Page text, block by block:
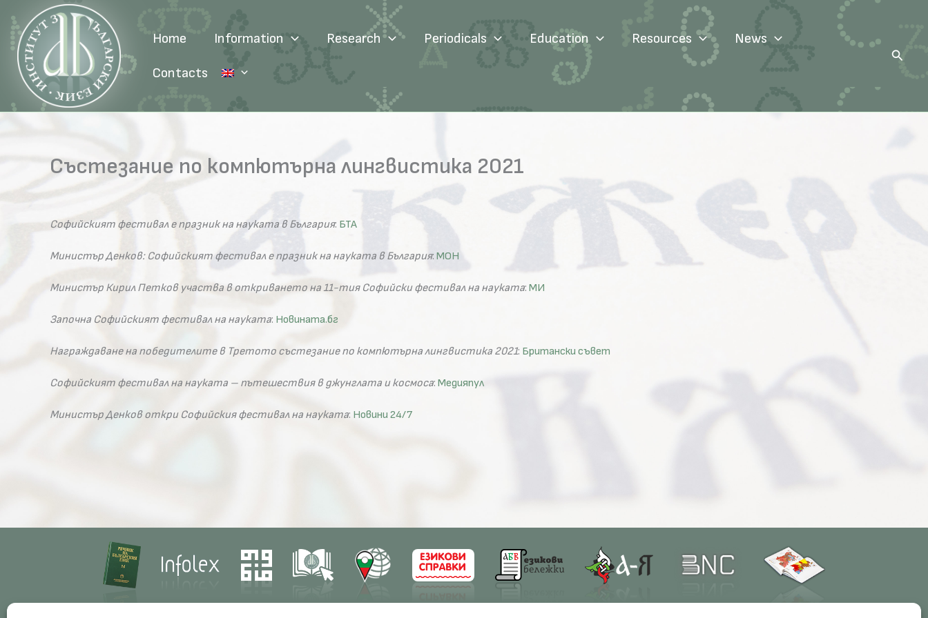
content
Home Information Research Periodicals Education Resources News
Contacts
Search
Състезание по компютърна лингвистика 2021
Софийският фестивал е празник на науката в България: БТА
Министър Денков: Софийският фестивал е празник на науката в България: МОН
Министър Кирил Петков участва в откриването на 11-тия Софийски фестивал на науката: МИ
Започна Софийският фестивал на науката: Новината.бг
Награждаване на победителите в Третото състезание по компютърна лингвистика 2021: Британски съвет
Софийският фестивал на науката – пътешествия в джунглата и космоса: Медияпул
Министър Денков откри Софийския фестивал на науката: Новини 24/7